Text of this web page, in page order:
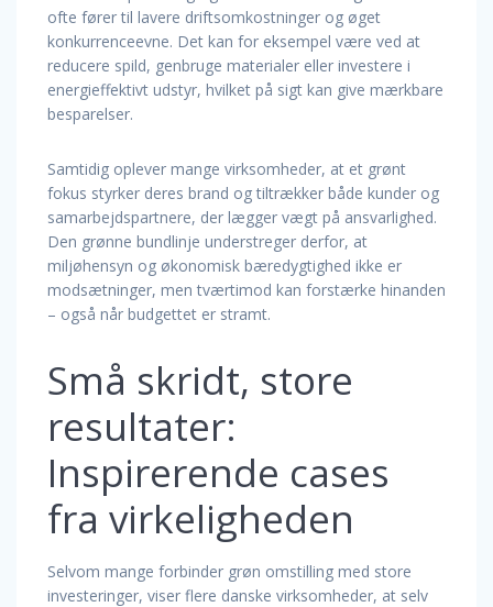
ofte fører til lavere driftsomkostninger og øget
konkurrenceevne. Det kan for eksempel være ved at
reducere spild, genbruge materialer eller investere i
energieffektivt udstyr, hvilket på sigt kan give mærkbare
besparelser.
Samtidig oplever mange virksomheder, at et grønt
fokus styrker deres brand og tiltrækker både kunder og
samarbejdspartnere, der lægger vægt på ansvarlighed.
Den grønne bundlinje understreger derfor, at
miljøhensyn og økonomisk bæredygtighed ikke er
modsætninger, men tværtimod kan forstærke hinanden
– også når budgettet er stramt.
Små skridt, store
resultater:
Inspirerende cases
fra virkeligheden
Selvom mange forbinder grøn omstilling med store
investeringer, viser flere danske virksomheder, at selv